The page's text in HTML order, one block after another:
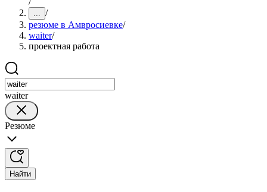
... /
резюме в Амвросиевке/
waiter/
проектная работа
waiter
Резюме
Найти